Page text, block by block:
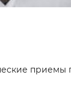
приемы